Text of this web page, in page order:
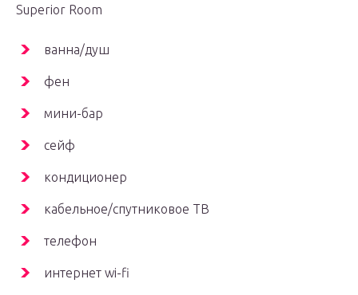
Superior Room
ванна/душ
фен
мини-бар
сейф
кондиционер
кабельное/спутниковое ТВ
телефон
интернет wi-fi